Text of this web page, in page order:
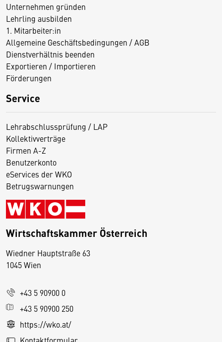
Unternehmen gründen
Lehrling ausbilden
1. Mitarbeiter:in
Allgemeine Geschäftsbedingungen / AGB
Dienstverhältnis beenden
Exportieren / Importieren
Förderungen
Service
Lehrabschlussprüfung / LAP
Kollektivverträge
Firmen A-Z
Benutzerkonto
eServices der WKO
Betrugswarnungen
Wirtschaftskammer Österreich
Wiedner Hauptstraße 63
1045 Wien
+43 5 90900 0
+43 5 90900 250
https://wko.at/
D
s
e
S
e